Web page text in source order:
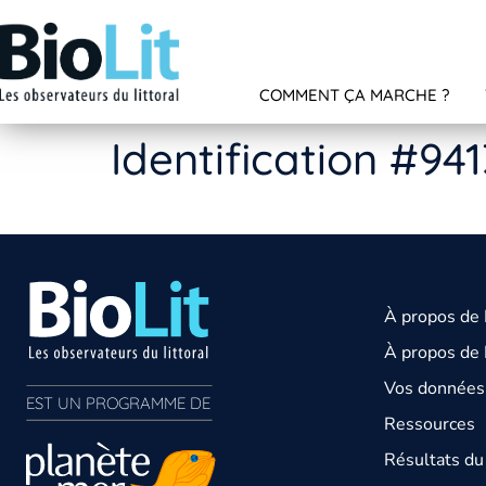
COMMENT ÇA MARCHE ?
Identification
EST UN PROGRAMME DE
À propos de
À propos de
Vos
Ressources
Résultats